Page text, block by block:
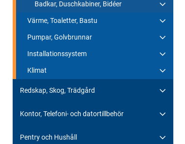
Badkar, Duschkabiner, Bidéer
Värme, Toaletter, Bastu
Pumpar, Golvbrunnar
Installationssystem
Klimat
Redskap, Skog, Trädgård
Kontor, Telefoni- och datortillbehör
Pentry och Hushåll